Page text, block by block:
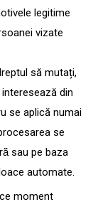
legitime
vizate
să mutați,
din
se aplică numai
se
sau pe baza
automate.
moment